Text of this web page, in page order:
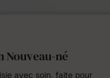
Nouveau-né
avec soin, faite pour